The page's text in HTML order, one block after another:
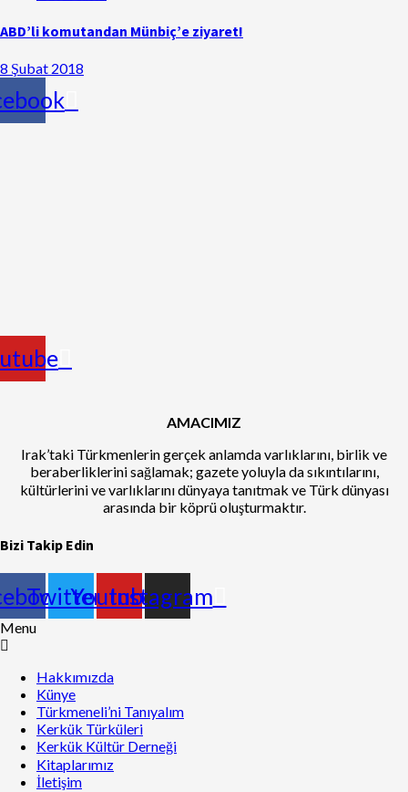
ABD’li komutandan Münbiç’e ziyaret!
8 Şubat 2018
AMACIMIZ
Irak’taki Türkmenlerin gerçek anlamda varlıklarını, birlik ve
beraberliklerini sağlamak; gazete yoluyla da sıkıntılarını,
kültürlerini ve varlıklarını dünyaya tanıtmak ve Türk dünyası
arasında bir köprü oluşturmaktır.
Bizi Takip Edin
TwitterYoutube
Instagram
Menu
Hakkımızda
Künye
Türkmeneli’ni Tanıyalım
Kerkük Türküleri
Kerkük Kültür Derneği
Kitaplarımız
İletişim